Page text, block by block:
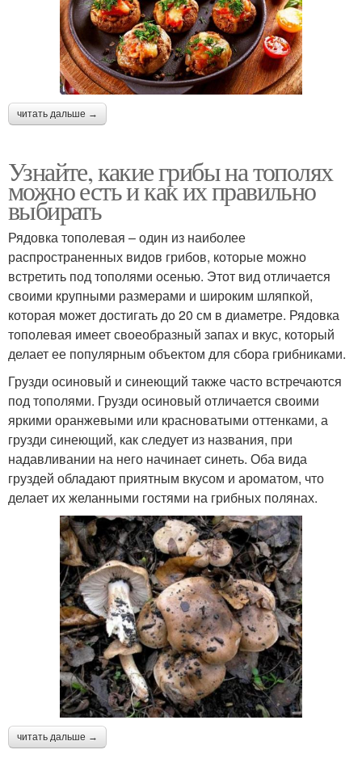
читать дальше →
Узнайте, какие грибы на тополях
можно есть и как их правильно
выбирать
Рядовка тополевая – один из наиболее
распространенных видов грибов, которые можно
встретить под тополями осенью. Этот вид отличается
своими крупными размерами и широким шляпкой,
которая может достигать до 20 см в диаметре. Рядовка
тополевая имеет своеобразный запах и вкус, который
делает ее популярным объектом для сбора грибниками.
Грузди осиновый и синеющий также часто встречаются
под тополями. Грузди осиновый отличается своими
яркими оранжевыми или красноватыми оттенками, а
грузди синеющий, как следует из названия, при
надавливании на него начинает синеть. Оба вида
груздей обладают приятным вкусом и ароматом, что
делает их желанными гостями на грибных полянах.
читать дальше →